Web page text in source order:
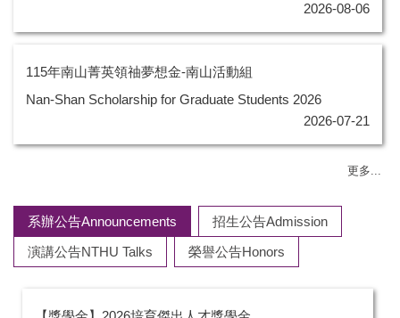
2026-08-06
115年南山菁英領䄂夢想金-南山活動組
Nan-Shan Scholarship for Graduate Students 2026
2026-07-21
更多...
系辦公告Announcements
招生公告Admission
演講公告NTHU Talks
榮譽公告Honors